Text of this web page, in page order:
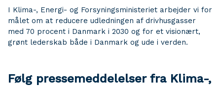
I Klima-, Energi- og Forsyningsministeriet arbejder vi for
målet om at reducere udledningen af drivhusgasser
med 70 procent i Danmark i 2030 og for et visionært,
grønt lederskab både i Danmark og ude i verden.
Følg pressemeddelelser fra Klima-,